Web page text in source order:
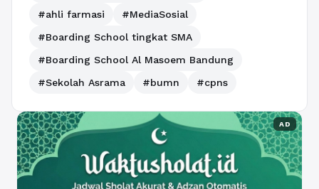
#ahli farmasi
#MediaSosial
#Boarding School tingkat SMA
#Boarding School Al Masoem Bandung
#Sekolah Asrama
#bumn #cpns
AD